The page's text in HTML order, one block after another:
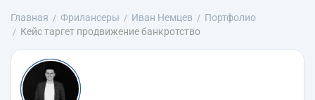
Главная Фрилансеры Иван Немцев
Портфолио
Кейс таргет продвижение банкротство